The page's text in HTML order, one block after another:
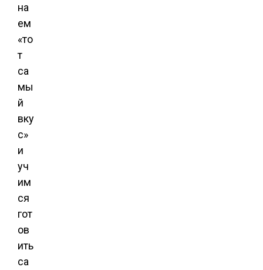
на
ем
«то
т
са
мы
й
вку
с»
и
уч
им
ся
гот
ов
ить
са